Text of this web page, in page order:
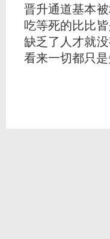
晋升通道基本
吃等死的比比
缺乏了人才就
看来一切都只是